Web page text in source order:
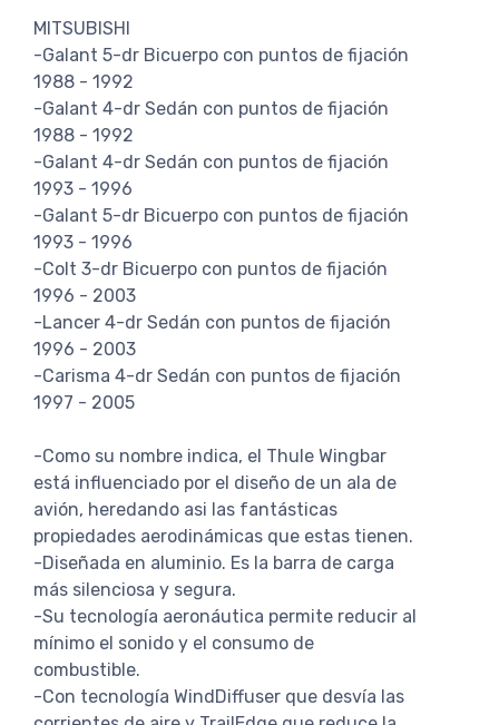
MITSUBISHI
-Galant 5-dr Bicuerpo con puntos de fijación
1988 - 1992
-Galant 4-dr Sedán con puntos de fijación
1988 - 1992
-Galant 4-dr Sedán con puntos de fijación
1993 - 1996
-Galant 5-dr Bicuerpo con puntos de fijación
1993 - 1996
-Colt 3-dr Bicuerpo con puntos de fijación
1996 - 2003
-Lancer 4-dr Sedán con puntos de fijación
1996 - 2003
-Carisma 4-dr Sedán con puntos de fijación
1997 - 2005
-Como su nombre indica, el Thule Wingbar
está influenciado por el diseño de un ala de
avión, heredando asi las fantásticas
propiedades aerodinámicas que estas tienen.
-Diseñada en aluminio. Es la barra de carga
más silenciosa y segura.
-Su tecnología aeronáutica permite reducir al
mínimo el sonido y el consumo de
combustible.
-Con tecnología WindDiffuser que desvía las